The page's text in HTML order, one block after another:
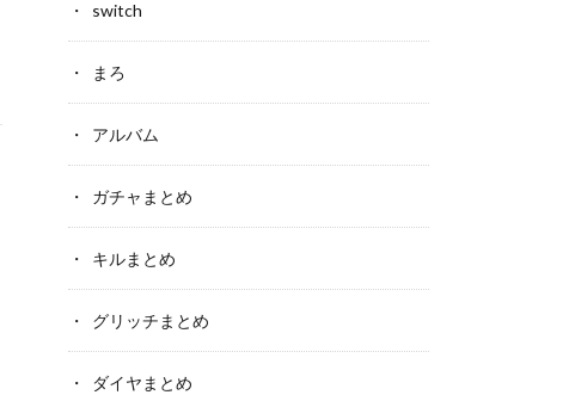
switch
まろ
アルバム
ガチャまとめ
キルまとめ
グリッチまとめ
ダイヤまとめ